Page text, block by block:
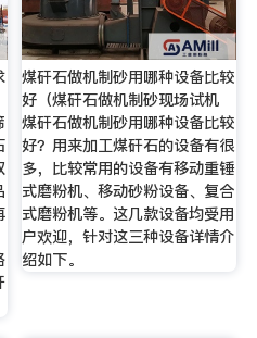
煤矸石做机制砂用哪种设备比较
好（煤矸石做机制砂现场试机
煤矸石做机制砂用哪种设备比较
好？用来加工煤矸石的设备有很
多，比较常用的设备有移动重锤
式磨粉机、移动砂粉设备、复合
式磨粉机等。这几款设备均受用
户欢迎，针对这三种设备详情介
绍如下。